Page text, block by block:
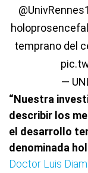
@UnivRennes1
temprano del
—
“Nuestra
describir los
el desarrollo
denominada
Doctor Luis